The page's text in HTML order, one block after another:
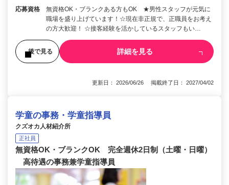
応募資格
無資格OK・ブランクある方もOK ★男性スタッフが元気に
職場を盛り上げています！☆現在非正規で、正職員をお考え
の方大歓迎！ ☆接客経験を活かしているスタッフもい…
後で見る 詳細を見る
更新日： 2026/06/26 掲載終了日： 2027/04/02
学童の事務・学童指導員
クズオカ人材紹介所
正社員
無資格OK・ブランクOK 完全週休2日制（土曜・日曜）
高待遇の事務兼学童指導員